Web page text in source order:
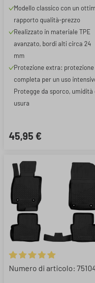
Modello classico con un
rapporto qualità-prezzo
Realizzato in materiale TPE
avanzato, bordi alti circa 24
mm
Protezione extra: protezione
completa per un uso
Protegge da sporco, umidità
usura
45,95 €
Valutazione media di 5
Numero di articolo: